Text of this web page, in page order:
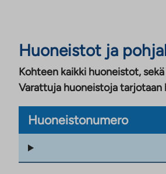
Huoneistot ja
Kohteen kaikki huoneistot,
Varattuja huoneistoja tarjotaan
Huoneistonumero